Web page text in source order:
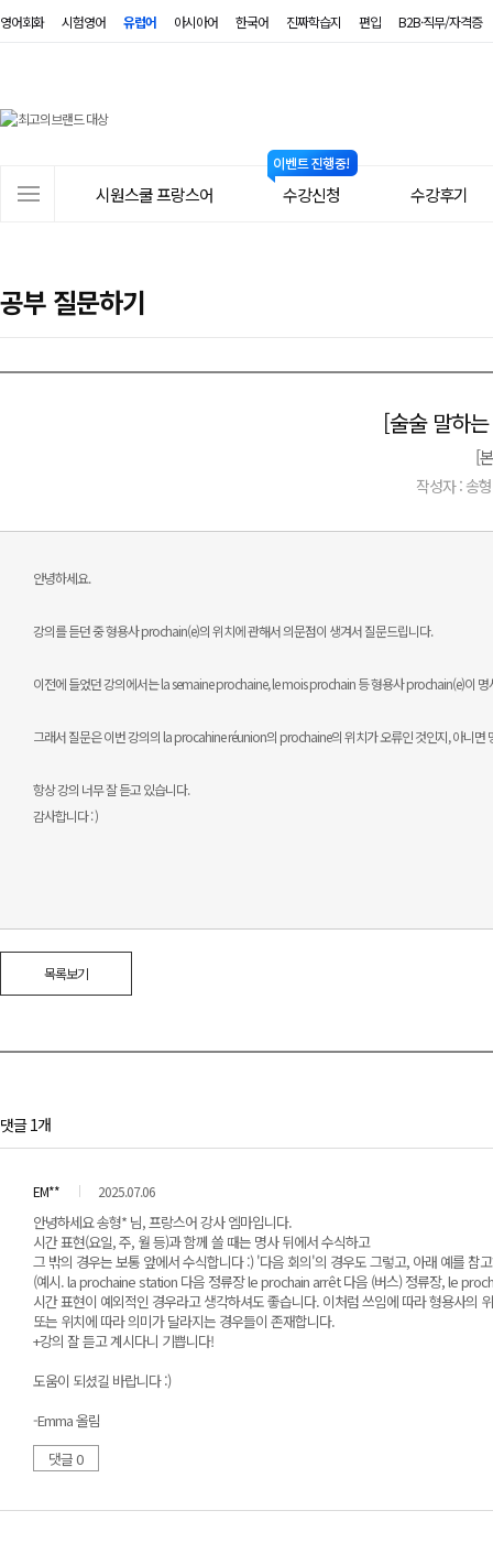
영어회화 시험영어 유럽어 아시아어 한국어 진짜학습지 편입 B2B·직무/자격증
어
뉴
시원스쿨 프랑스어 수강신청 수강후기
공부 질문하기
[술술 말하
[
작성자 : 송
안녕하세요.
강의를 듣던 중 형용사 prochain(e)의 위치에 관해서 의문점이 생겨서 질문드립니다.
이전에 들었던 강의에서는 la semaine prochaine, le mois prochain 등 형용사 prochain(e)이
그래서 질문은 이번 강의의 la procahine réunion의 prochaine의 위치가 오류인 것인지, 아니
항상 강의 너무 잘 듣고 있습니다.
감사합니다 : )
목록보기
댓글 1개
EM** 2025.07.06
안녕하세요 송형* 님, 프랑스어 강사 엠마입니다.
시간 표현(요일, 주, 월 등)과 함께 쓸 때는 명사 뒤에서 수식하고
그 밖의 경우는 보통 앞에서 수식합니다 :) '다음 회의'의 경우도 그렇고, 아래 예를 참
(예시. la prochaine station 다음 정류장 le prochain arrêt 다음 (버스) 정류장, le
시간 표현이 예외적인 경우라고 생각하셔도 좋습니다. 이처럼 쓰임에 따라 형용사의
또는 위치에 따라 의미가 달라지는 경우들이 존재합니다.
+강의 잘 듣고 계시다니 기쁩니다!
도움이 되셨길 바랍니다 :)
-Emma 올림
댓글 0